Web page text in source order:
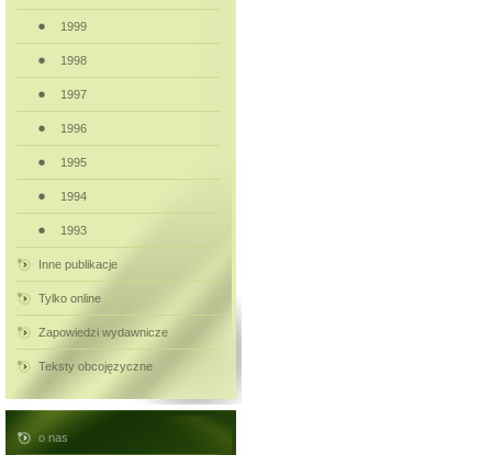
1999
1998
1997
1996
1995
1994
1993
Inne publikacje
Tylko online
Zapowiedzi wydawnicze
Teksty obcojęzyczne
o nas